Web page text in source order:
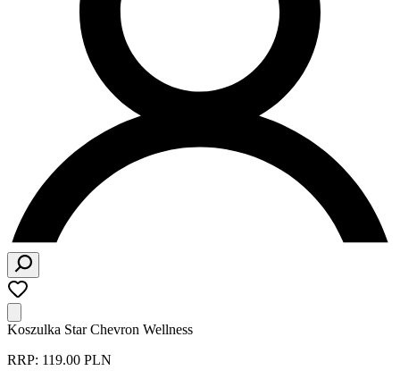
Koszulka Star Chevron Wellness
RRP: 119.00 PLN